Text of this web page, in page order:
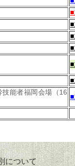
技能者福岡会場（16
について